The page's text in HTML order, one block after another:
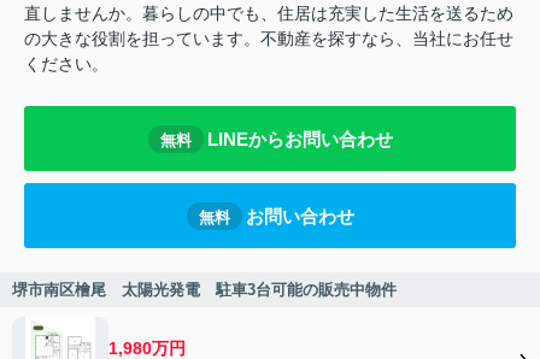
直しませんか。暮らしの中でも、住居は充実した生活を送るため
の大きな役割を担っています。不動産を探すなら、当社にお任せ
ください。
無料 LINEからお問い合わせ
無料 お問い合わせ
堺市南区檜尾 太陽光発電 駐車3台可能の販売中物件
1,980万円